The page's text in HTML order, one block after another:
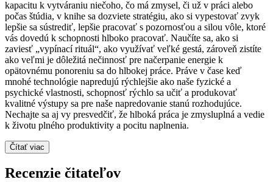
kapacitu k vytváraniu niečoho, čo má zmysel, či už v práci alebo
počas štúdia, v knihe sa dozviete stratégiu, ako si vypestovať zvyk
lepšie sa sústrediť, lepšie pracovať s pozornosťou a silou vôle, ktoré
vás dovedú k schopnosti hlboko pracovať. Naučíte sa, ako si
zaviesť „vypínací rituál“, ako využívať veľké gestá, zároveň zistíte
ako veľmi je dôležitá nečinnosť pre načerpanie energie k
opätovnému ponoreniu sa do hlbokej práce. Práve v čase keď
mnohé technológie napredujú rýchlejšie ako naše fyzické a
psychické vlastnosti, schopnosť rýchlo sa učiť a produkovať
kvalitné výstupy sa pre naše napredovanie stanú rozhodujúce.
Nechajte sa aj vy presvedčiť, že hlboká práca je zmysluplná a vedie
k životu plného produktivity a pocitu naplnenia.
Čítať viac
Recenzie čitateľov